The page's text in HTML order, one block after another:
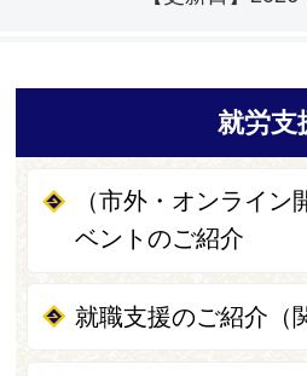
就労支
（市外・オンライン
ベントのご紹介
就職支援のご紹介（